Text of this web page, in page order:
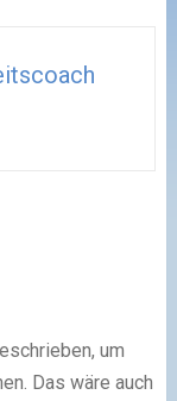
um
Das wäre auch